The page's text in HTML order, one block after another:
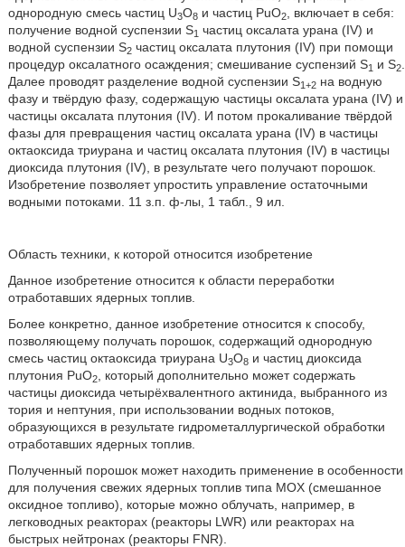
однородную смесь частиц U3O8и частиц PuO2, включает в себя:
получение водной суспензии S1 частиц оксалата урана (IV) и
водной суспензии S2частиц оксалата плутония (IV) при помощи
процедур оксалатного осаждения; смешивание суспензий S1 и S2.
Далее проводят разделение водной суспензии S1+2на водную
фазу и твёрдую фазу, содержащую частицы оксалата урана (IV) и
частицы оксалата плутония (IV). И потом прокаливание твёрдой
фазы для превращения частиц оксалата урана (IV) в частицы
октаоксида триурана и частиц оксалата плутония (IV) в частицы
диоксида плутония (IV), в результате чего получают порошок.
Изобретение позволяет упростить управление остаточными
водными потоками. 11 з.п. ф-лы, 1 табл., 9 ил.
Область техники, к которой относится изобретение
Данное изобретение относится к области переработки
отработавших ядерных топлив.
Более конкретно, данное изобретение относится к способу,
позволяющему получать порошок, содержащий однородную
смесь частиц октаоксида триурана U3O8и частиц диоксида
плутония PuO2, который дополнительно может содержать
частицы диоксида четырёхвалентного актинида, выбранного из
тория и нептуния, при использовании водных потоков,
образующихся в результате гидрометаллургической обработки
отработавших ядерных топлив.
Полученный порошок может находить применение в особенности
для получения свежих ядерных топлив типа MOX (смешанное
оксидное топливо), которые можно облучать, например, в
легководных реакторах (реакторы LWR) или реакторах на
быстрых нейтронах (реакторы FNR).